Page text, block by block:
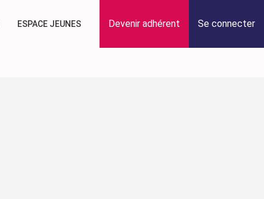
ESPACE JEUNES Devenir adhérent Se connecter